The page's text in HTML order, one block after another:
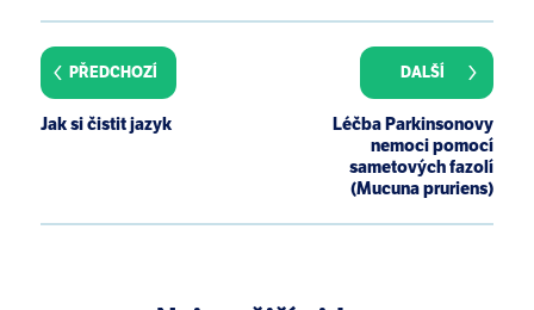
Suppress Hedonic Hunger and Loose Body Weight.
Plant Foods Hum Nutr. 2015;70(3):281-290.
Albertsson PA, Köhnke R, Emek SC, et al. Chloroplast
membranes retard fat digestion and induce satiety:
effect of biological membranes on pancreatic
lipase/co-lipase [published correction appears in
PŘEDCHOZÍ
Jak si čistit jazyk
Léčba Parkinsonovy
nemoci pomocí
sametových fazolí
(Mucuna pruriens)
DALŠÍ